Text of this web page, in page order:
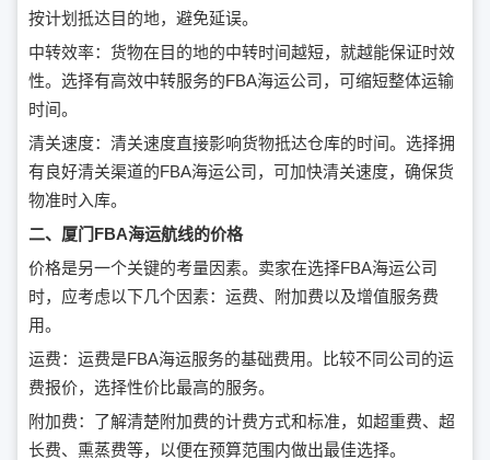
按计划抵达目的地，避免延误。
中转效率：货物在目的地的中转时间越短，就越能保证时效
性。选择有高效中转服务的FBA海运公司，可缩短整体运输
时间。
清关速度：清关速度直接影响货物抵达仓库的时间。选择拥
有良好清关渠道的FBA海运公司，可加快清关速度，确保货
物准时入库。
二、厦门FBA海运航线的价格
价格是另一个关键的考量因素。卖家在选择FBA海运公司
时，应考虑以下几个因素：运费、附加费以及增值服务费
用。
运费：运费是FBA海运服务的基础费用。比较不同公司的运
费报价，选择性价比最高的服务。
附加费：了解清楚附加费的计费方式和标准，如超重费、超
长费、熏蒸费等，以便在预算范围内做出最佳选择。